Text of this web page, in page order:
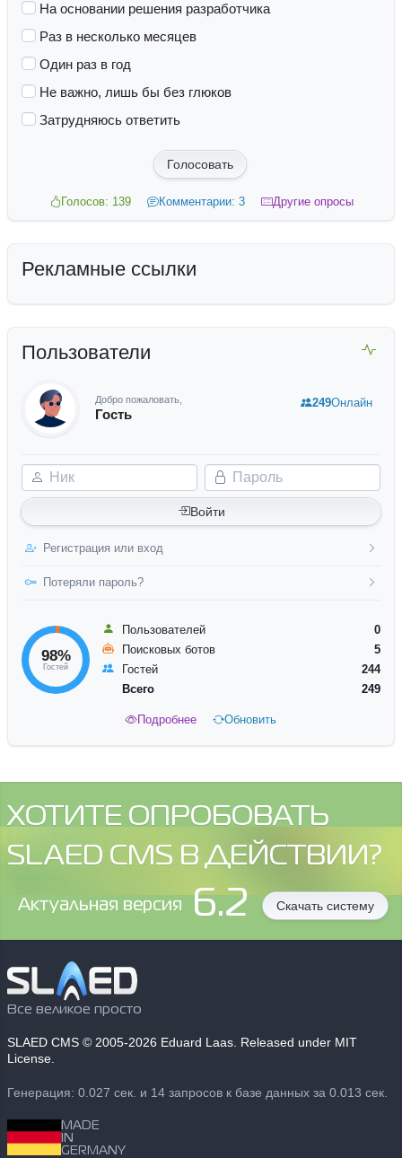
На основании решения разработчика
Раз в несколько месяцев
Один раз в год
Не важно, лишь бы без глюков
Затрудняюсь ответить
Голосовать
Голосов: 139 Комментарии: 3 Другие опросы
Рекламные ссылки
Пользователи
Добро пожаловать,
Гость
Ник Пароль
Войти
Регистрация или вход
Потеряли пароль?
249Онлайн
98%
Гостей
Пользователей
0
Поисковых ботов
5
Гостей
244
Всего
249
Подробнее Обновить
ХОТИТЕ ОПРОБОВАТЬ
SLAED CMS В ДЕЙСТВИИ?
Aктуальная версия 6.2 Скачать систему
Все великое просто
SLAED CMS © 2005-2026 Eduard Laas. Released under MIT
License.
Генерация: 0.027 сек. и 14 запросов к базе данных за 0.013 сек.
MADE
IN
GERMANY